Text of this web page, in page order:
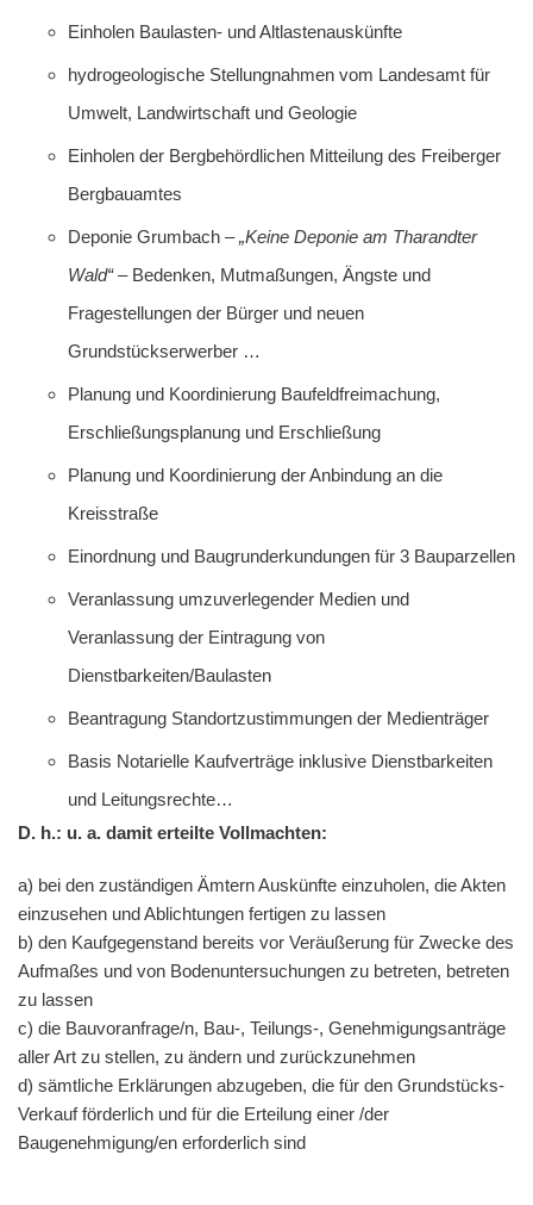
Einholen Baulasten- und Altlastenauskünfte
hydrogeologische Stellungnahmen vom Landesamt für
Umwelt, Landwirtschaft und Geologie
Einholen der Bergbehördlichen Mitteilung des Freiberger
Bergbauamtes
Deponie Grumbach –„Keine Deponie am Tharandter
Wald“– Bedenken, Mutmaßungen, Ängste und
Fragestellungen der Bürger und neuen
Grundstückserwerber …
Planung und Koordinierung Baufeldfreimachung,
Erschließungsplanung und Erschließung
Planung und Koordinierung der Anbindung an die
Kreisstraße
Einordnung und Baugrunderkundungen für 3 Bauparzellen
Veranlassung umzuverlegender Medien und
Veranlassung der Eintragung von
Dienstbarkeiten/Baulasten
Beantragung Standortzustimmungen der Medienträger
Basis Notarielle Kaufverträge inklusive Dienstbarkeiten
und Leitungsrechte…
D. h.: u. a. damit erteilte Vollmachten:
a) bei den zuständigen Ämtern Auskünfte einzuholen, die Akten
einzusehen und Ablichtungen fertigen zu lassen
b) den Kaufgegenstand bereits vor Veräußerung für Zwecke des
Aufmaßes und von Bodenuntersuchungen zu betreten, betreten
zu lassen
c) die Bauvoranfrage/n, Bau-, Teilungs-, Genehmigungsanträge
aller Art zu stellen, zu ändern und zurückzunehmen
d) sämtliche Erklärungen abzugeben, die für den Grundstücks-
Verkauf förderlich und für die Erteilung einer /der
Baugenehmigung/en erforderlich sind